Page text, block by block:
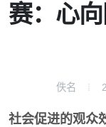
赛：心
佚名
社会促进的观众